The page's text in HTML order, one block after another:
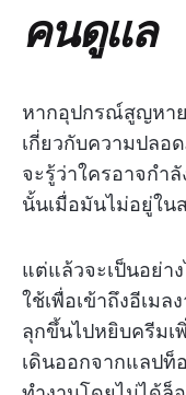
คนดูแล
หากอุปกรณ์สูญหา
เกี่ยวกับความปลอ
จะรู้ว่าใครอาจกำ
นั้นเมื่อมันไม่อยู่ใน
แต่แล้วจะเป็นอย่
ใช้เพื่อเข้าถึงอีเม
ลุกขึ้นไปหยิบครีมเ
เดินออกจากแลปท็